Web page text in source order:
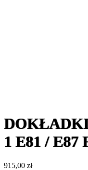
1 E81 /
915,00 zł